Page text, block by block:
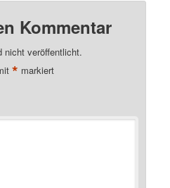
Kommentar
nicht veröffentlicht.
* markiert